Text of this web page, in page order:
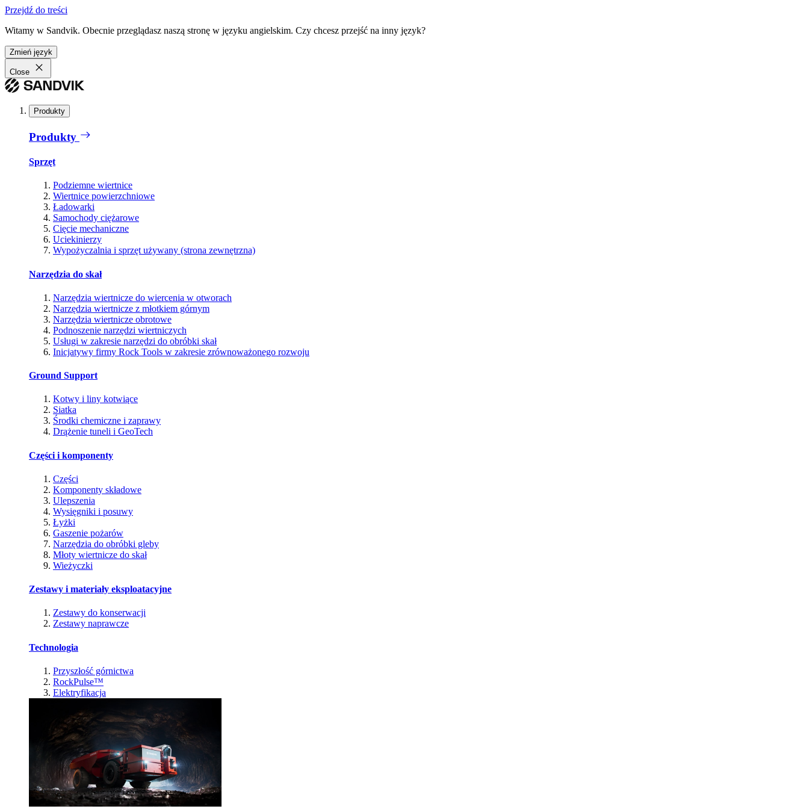
Przejdź do treści
Witamy w Sandvik. Obecnie przeglądasz naszą stronę w języku angielskim. Czy chcesz przejść na inny język?
Zmień język
Close
Produkty
Produkty
Sprzęt
Podziemne wiertnice
Wiertnice powierzchniowe
Ładowarki
Samochody ciężarowe
Cięcie mechaniczne
Uciekinierzy
Wypożyczalnia i sprzęt używany (strona zewnętrzna)
Narzędzia do skał
Narzędzia wiertnicze do wiercenia w otworach
Narzędzia wiertnicze z młotkiem górnym
Narzędzia wiertnicze obrotowe
Podnoszenie narzędzi wiertniczych
Usługi w zakresie narzędzi do obróbki skał
Inicjatywy firmy Rock Tools w zakresie zrównoważonego rozwoju
Ground Support
Kotwy i liny kotwiące
Siatka
Środki chemiczne i zaprawy
Drążenie tuneli i GeoTech
Części i komponenty
Części
Komponenty składowe
Ulepszenia
Wysięgniki i posuwy
Łyżki
Gaszenie pożarów
Narzędzia do obróbki gleby
Młoty wiertnicze do skał
Wieżyczki
Zestawy i materiały eksploatacyjne
Zestawy do konserwacji
Zestawy naprawcze
Technologia
Przyszłość górnictwa
RockPulse™
Elektryfikacja